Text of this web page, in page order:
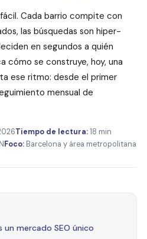
Cada barrio compite con
las búsquedas son hiper-
en segundos a quién
cómo se construye, hoy, una
ese ritmo: desde el primer
mensual de
Tiempo de lectura:18 min
Foco:Barcelona y área metropolitana
un mercado SEO único